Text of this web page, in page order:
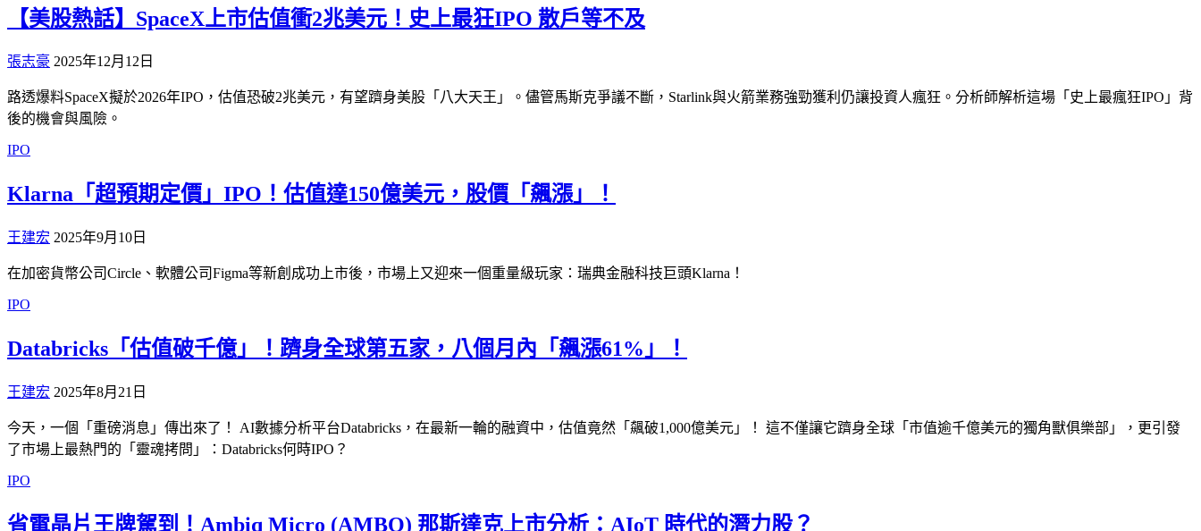
【美股熱話】SpaceX上市估值衝2兆美元！史上最狂IPO 散戶等不及
張志豪 2025年12月12日
路透爆料SpaceX擬於2026年IPO，估值恐破2兆美元，有望躋身美股「八大天王」。儘管馬斯克爭議不斷，Starlink與火箭業務強勁獲利仍讓投資人瘋狂。分析師解析這場「史上最瘋狂IPO」背
後的機會與風險。
IPO
Klarna「超預期定價」IPO！估值達150億美元，股價「飆漲」！
王建宏 2025年9月10日
在加密貨幣公司Circle、軟體公司Figma等新創成功上市後，市場上又迎來一個重量級玩家：瑞典金融科技巨頭Klarna！
IPO
Databricks「估值破千億」！躋身全球第五家，八個月內「飆漲61%」！
王建宏 2025年8月21日
今天，一個「重磅消息」傳出來了！ AI數據分析平台Databricks，在最新一輪的融資中，估值竟然「飆破1,000億美元」！ 這不僅讓它躋身全球「市值逾千億美元的獨角獸俱樂部」，更引發
了市場上最熱門的「靈魂拷問」：Databricks何時IPO？
IPO
省電晶片王牌駕到！Ambiq Micro (AMBQ) 那斯達克上市分析：AIoT 時代的潛力股？